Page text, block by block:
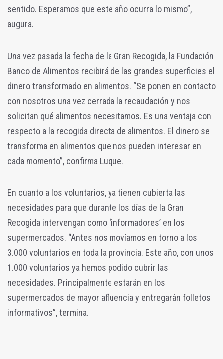
sentido. Esperamos que este año ocurra lo mismo”,
augura.
Una vez pasada la fecha de la Gran Recogida, la Fundación
Banco de Alimentos recibirá de las grandes superficies el
dinero transformado en alimentos. “Se ponen en contacto
con nosotros una vez cerrada la recaudación y nos
solicitan qué alimentos necesitamos. Es una ventaja con
respecto a la recogida directa de alimentos. El dinero se
transforma en alimentos que nos pueden interesar en
cada momento”, confirma Luque.
En cuanto a los voluntarios, ya tienen cubierta las
necesidades para que durante los días de la Gran
Recogida intervengan como ‘informadores’ en los
supermercados. “Antes nos movíamos en torno a los
3.000 voluntarios en toda la provincia. Este año, con unos
1.000 voluntarios ya hemos podido cubrir las
necesidades. Principalmente estarán en los
supermercados de mayor afluencia y entregarán folletos
informativos”, termina.